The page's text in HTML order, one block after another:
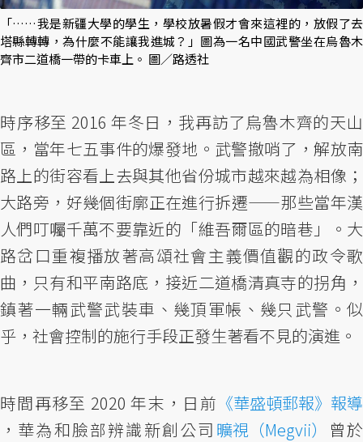
「……我是新疆大學的學生，學校放暑假才會來這裡的，放假了去
塔縣轉轉，為什麼不能讓我進城？」圖為一名中國武警坐在烏魯木
齊市二道橋一帶的卡車上。 圖／路透社
時序移至 2016 年冬日，我再訪了烏魯木齊的天山
區，當年七五事件的爆發地。武警撤哨了，解放南
路上的街容看上去與其他省份城市越來越為相像；
大路旁，好幾個街廓正在進行拆遷——那些當年漢
人們叮囑千萬不要靠近的「維吾爾區的暗巷」。大
路岔口重複播放著高頌社會主義價值觀的政令歌
曲，只有和平南路底，接近二道橋清真寺的拐角，
鎮著一輛武警武裝車、幾頂軍帳、幾只武警。似
乎，社會控制的施行手段正發生著看不見的演進。
時間再移至 2020 年末，日前 《華盛頓郵報》報導
，華為和臉部辨識新創公司 曠視（Megvii）
曾於